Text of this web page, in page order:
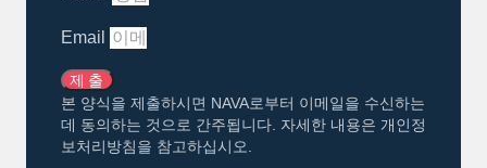
Email
제출
본 양식을 제출하시면 NAVA로부터 이메일을 수신하는
데 동의하는 것으로 간주됩니다. 자세한 내용은 개인정
보처리방침을 참고하십시오.